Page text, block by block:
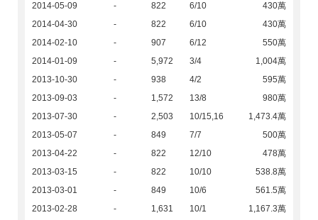
2014-05-09
- 822 6/10
430萬
2014-04-30
- 822 6/10
430萬
2014-02-10
- 907 6/12
550萬
2014-01-09
- 5,972 3/4
1,004萬
2013-10-30
- 938 4/2
595萬
2013-09-03
- 1,572 13/8
980萬
2013-07-30
- 2,503 10/15,16
1,473.4萬
2013-05-07
- 849 7/7
500萬
2013-04-22
- 822 12/10
478萬
2013-03-15
- 822 10/10
538.8萬
2013-03-01
- 849 10/6
561.5萬
2013-02-28
- 1,631 10/1
1,167.3萬